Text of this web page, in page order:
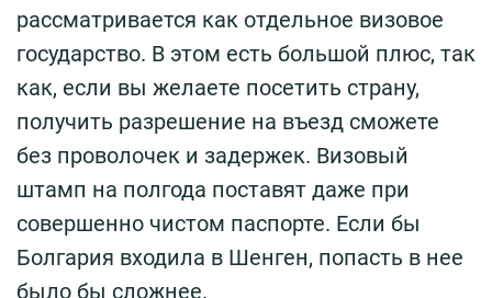
рассматривается как отдельное визовое
государство. В этом есть большой плюс, так
как, если вы желаете посетить страну,
получить разрешение на въезд сможете
без проволочек и задержек. Визовый
штамп на полгода поставят даже при
совершенно чистом паспорте. Если бы
Болгария входила в Шенген, попасть в нее
было бы сложнее.